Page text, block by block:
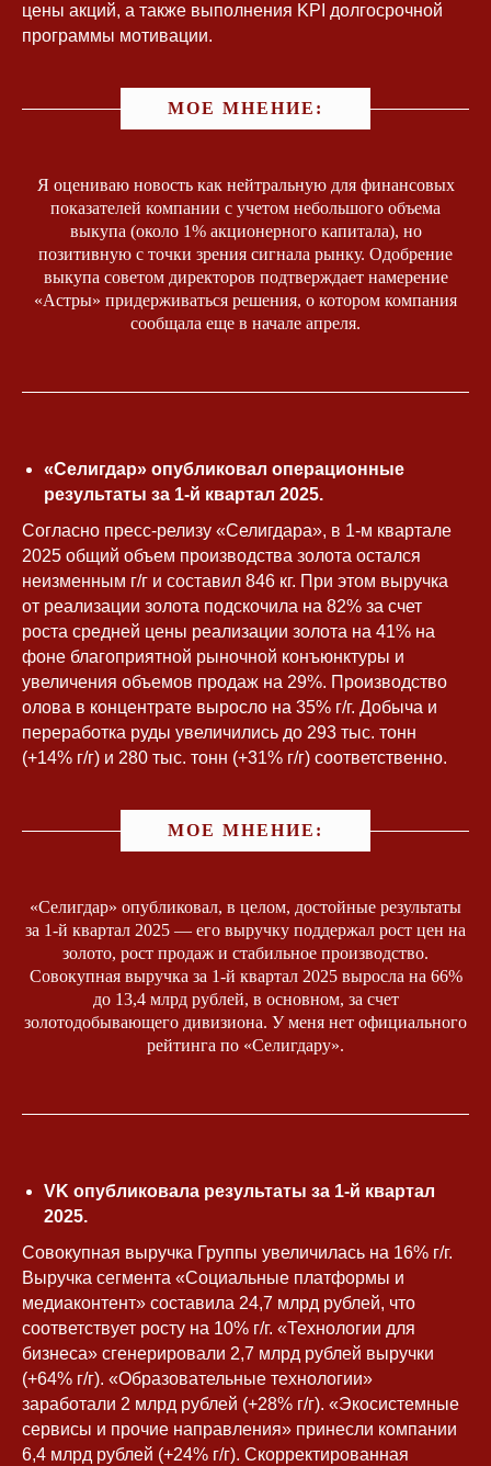
цены акций, а также выполнения KPI долгосрочной
программы мотивации.
МОЕ МНЕНИЕ:
Я оцениваю новость как нейтральную для финансовых
показателей компании с учетом небольшого объема
выкупа (около 1% акционерного капитала), но
позитивную с точки зрения сигнала рынку. Одобрение
выкупа советом директоров подтверждает намерение
«Астры» придерживаться решения, о котором компания
сообщала еще в начале апреля.
«Селигдар» опубликовал операционные
результаты за 1-й квартал 2025.
Согласно пресс-релизу «Селигдара», в 1-м квартале
2025 общий объем производства золота остался
неизменным г/г и составил 846 кг. При этом выручка
от реализации золота подскочила на 82% за счет
роста средней цены реализации золота на 41% на
фоне благоприятной рыночной конъюнктуры и
увеличения объемов продаж на 29%. Производство
олова в концентрате выросло на 35% г/г. Добыча и
переработка руды увеличились до 293 тыс. тонн
(+14% г/г) и 280 тыс. тонн (+31% г/г) соответственно.
МОЕ МНЕНИЕ:
«Селигдар» опубликовал, в целом, достойные результаты
за 1-й квартал 2025 — его выручку поддержал рост цен на
золото, рост продаж и стабильное производство.
Совокупная выручка за 1-й квартал 2025 выросла на 66%
до 13,4 млрд рублей, в основном, за счет
золотодобывающего дивизиона. У меня нет официального
рейтинга по «Селигдару».
VK опубликовала результаты за 1-й квартал
2025.
Совокупная выручка Группы увеличилась на 16% г/г.
Выручка сегмента «Социальные платформы и
медиаконтент» составила 24,7 млрд рублей, что
соответствует росту на 10% г/г. «Технологии для
бизнеса» сгенерировали 2,7 млрд рублей выручки
(+64% г/г). «Образовательные технологии»
заработали 2 млрд рублей (+28% г/г). «Экосистемные
сервисы и прочие направления» принесли компании
6,4 млрд рублей (+24% г/г). Скорректированная
Вы можете оставить свой вопрос на
сайте или задать его любым
удобным способом
Связаться
с Юлией